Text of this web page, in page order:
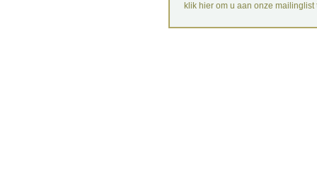
klik hier om u aan onze mailinglist